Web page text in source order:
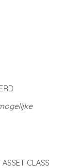
CLASS